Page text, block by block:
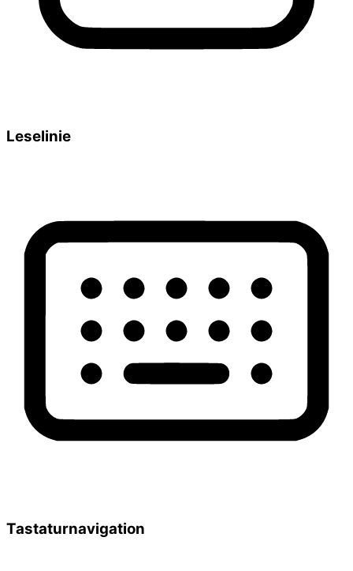
Leselinie
Tastaturnavigation